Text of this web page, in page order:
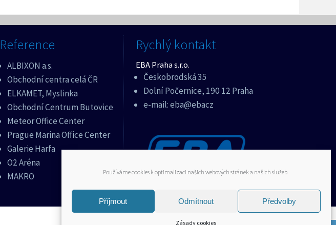
Používáme cookies k optimalizaci našich webových stránek a našich služeb.
Příjmout Odmítnout Předvolby
Zásady cookies
Reference
ALBIXON a.s.
Obchodní centra celá ČR
ELKAMET, Myslinka
Obchodní Centrum Butovice
Meteor Office Center
Prague Marina Office Center
Galerie Harfa
O2 Aréna
MAKRO
Rychlý kontakt
EBA Praha s.r.o.
Českobrodská 35
Dolní Počernice, 190 12 Praha
e-mail:eba@ebacz